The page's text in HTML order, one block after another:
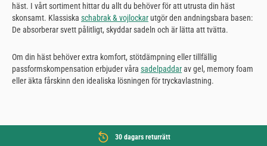
häst. I vårt sortiment hittar du allt du behöver för att utrusta din häst
skonsamt. Klassiska schabrak & vojlockar utgör den andningsbara basen:
De absorberar svett pålitligt, skyddar sadeln och är lätta att tvätta.
Om din häst behöver extra komfort, stötdämpning eller tillfällig
passformskompensation erbjuder våra sadelpaddarav gel, memory foam
eller äkta fårskinn den idealiska lösningen för tryckavlastning.
30 dagars returrätt